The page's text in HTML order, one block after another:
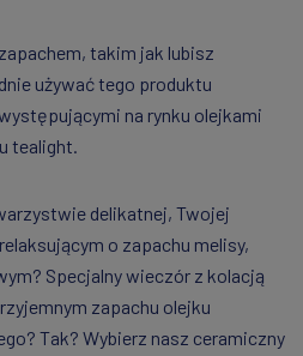
takim jak lubisz
używać tego produktu
na rynku olejkami
tealight.
delikatnej, Twojej
o zapachu melisy,
Specjalny wieczór z kolacją
zapachu olejku
Tak? Wybierz nasz ceramiczny